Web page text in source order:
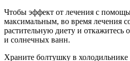
Чтобы эффект от лечения с
максимальным, во время лечения
растительную диету и откажитесь
и солнечных ванн.
Храните болтушку в холодильнике